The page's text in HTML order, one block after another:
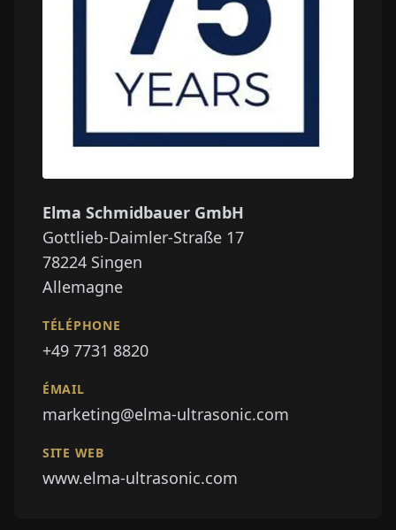
Elma Schmidbauer GmbH
Gottlieb-Daimler-Straße 17
78224 Singen
Allemagne
TÉLÉPHONE
+49 7731 8820
ÉMAIL
marketing@elma-ultrasonic.com
SITE WEB
www.elma-ultrasonic.com